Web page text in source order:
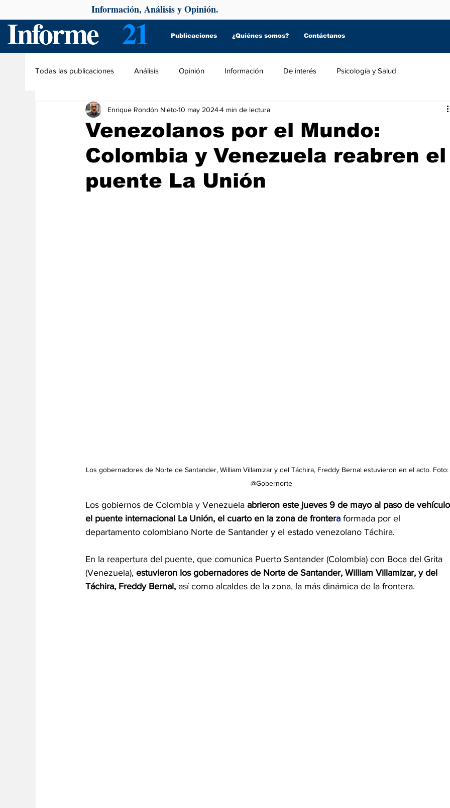
Informe 21 Publicaciones ¿Quiénes somos? Contáctanos
Información, Análisis y Opinión.
Todas las publicaciones Análisis Opinión Información De interés Psicología y Salud
Venezolanos por el Mundo:
Colombia y Venezuela reabren el
puente La Unión
Enrique Rondón Nieto10 may 20244 min de lectura
Los gobernadores de Norte de Santander, William Villamizar y del Táchira, Freddy Bernal estuvieron en el acto.
@Gobernorte
Los gobiernos de Colombia y Venezuela abrieron este jueves 9 de mayo al paso de
el puente internacional La Unión, el cuarto en la zona de frontera formada por el
departamento colombiano Norte de Santander y el estado venezolano Táchira.
En la reapertura del puente, que comunica Puerto Santander (Colombia) con Boca del Grita
(Venezuela), estuvieron los gobernadores de Norte de Santander, William Villamizar, y del
Táchira, Freddy Bernal, así como alcaldes de la zona, la más dinámica de la frontera.